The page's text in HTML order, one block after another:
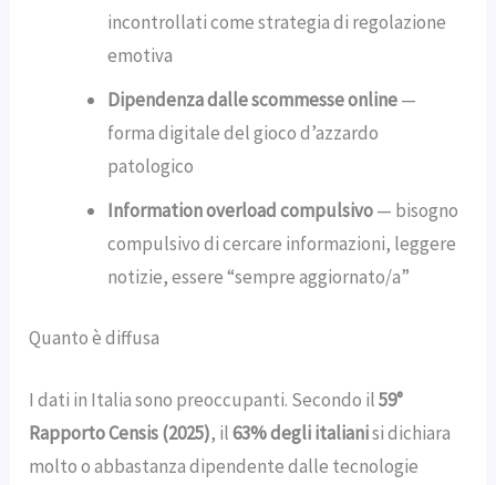
incontrollati come strategia di regolazione
emotiva
Dipendenza dalle scommesse online—
forma digitale del gioco d’azzardo
patologico
Information overload compulsivo— bisogno
compulsivo di cercare informazioni, leggere
notizie, essere “sempre aggiornato/a”
Quanto è diffusa
I dati in Italia sono preoccupanti. Secondo il59°
Rapporto Censis (2025), il63% degli italianisi dichiara
molto o abbastanza dipendente dalle tecnologie